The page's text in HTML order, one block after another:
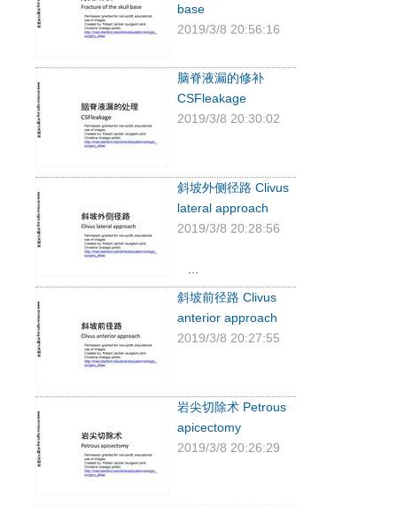
base
2019/3/8 20:56:16
脑脊液漏的修补
CSFleakage
2019/3/8 20:30:02
斜坡外侧径路 Clivus
lateral approach
2019/3/8 20:28:56
斜坡前径路 Clivus
anterior approach
2019/3/8 20:27:55
岩尖切除术 Petrous
apicectomy
2019/3/8 20:26:29